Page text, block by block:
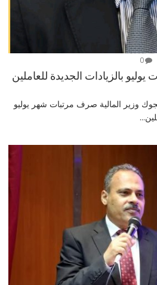
0
بالزيادات الجديدة للعاملين
وزير المالية صرف مرتبات شهر يوليو